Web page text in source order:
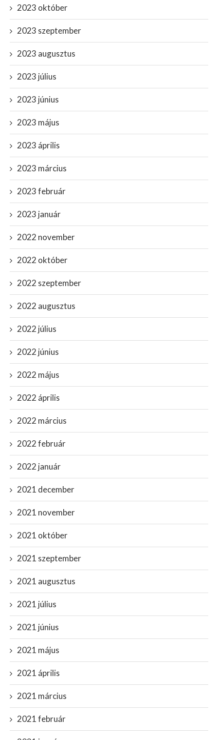
2023 október
2023 szeptember
2023 augusztus
2023 július
2023 június
2023 május
2023 április
2023 március
2023 február
2023 január
2022 november
2022 október
2022 szeptember
2022 augusztus
2022 július
2022 június
2022 május
2022 április
2022 március
2022 február
2022 január
2021 december
2021 november
2021 október
2021 szeptember
2021 augusztus
2021 július
2021 június
2021 május
2021 április
2021 március
2021 február